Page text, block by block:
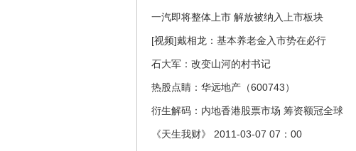
一汽即将整体上市 解放被纳入上市板块
[视频]戴相龙：基本养老金入市势在必行
石大军：改变山河的村书记
热股点睛：华远地产（600743）
衍生解码：内地香港股票市场 筹资额冠全球
《天生我财》 2011-03-07 07：00